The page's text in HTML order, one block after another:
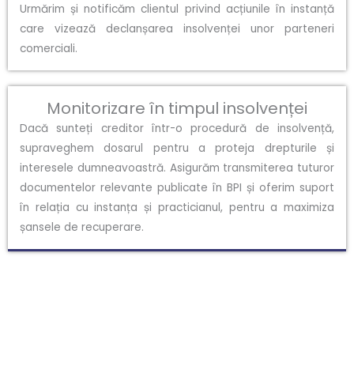
Urmărim și notificăm clientul privind acțiunile în instanță
care vizează declanșarea insolvenței unor parteneri
comerciali.
Monitorizare în timpul insolvenței
Dacă sunteți creditor într-o procedură de insolvență,
supraveghem dosarul pentru a proteja drepturile și
interesele dumneavoastră. Asigurăm transmiterea tuturor
documentelor relevante publicate în BPI și oferim suport
în relația cu instanța și practicianul, pentru a maximiza
șansele de recuperare.